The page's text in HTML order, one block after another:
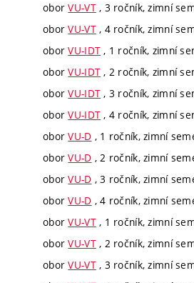
oborVU-VT, 3 ročník, zimní
oborVU-VT, 4 ročník, zimní
oborVU-IDT , 1 ročník, zimní
oborVU-IDT , 2 ročník, zimní
oborVU-IDT , 3 ročník, zimní
oborVU-IDT , 4 ročník, zimní
oborVU-D , 1 ročník, zimní
oborVU-D , 2 ročník, zimní
oborVU-D , 3 ročník, zimní
oborVU-D , 4 ročník, zimní
oborVU-VT, 1 ročník, zimní
oborVU-VT, 2 ročník, zimní
oborVU-VT, 3 ročník, zimní